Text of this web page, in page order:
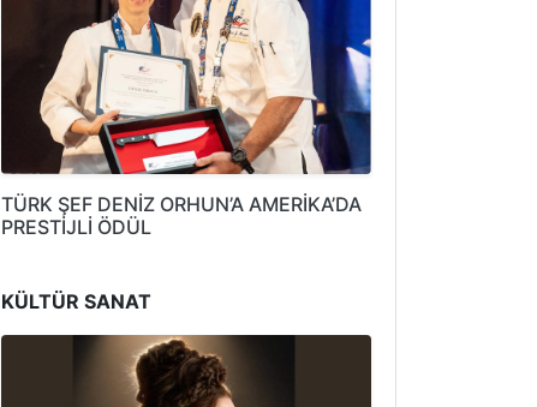
TÜRK ŞEF DENİZ ORHUN’A AMERİKA’DA
PRESTİJLİ ÖDÜL
KÜLTÜR SANAT